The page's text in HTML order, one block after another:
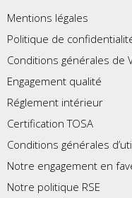
Mentions légales
Politique de
Conditions générales de
Engagement qualité
Réglement intérieur
Certification TOSA
Conditions générales
Notre engagement en
Notre politique RSE